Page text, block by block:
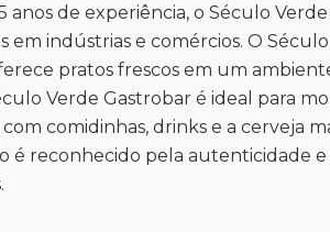
anos de experiência, o Século
em indústrias e comércios. O
pratos frescos em um
Verde Gastrobar é ideal para
comidinhas, drinks e a cerveja
é reconhecido pela autenticidade